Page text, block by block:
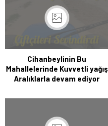
Cihanbeylinin Bu
Mahallelerinde Kuvvetli yağış
Aralıklarla devam ediyor